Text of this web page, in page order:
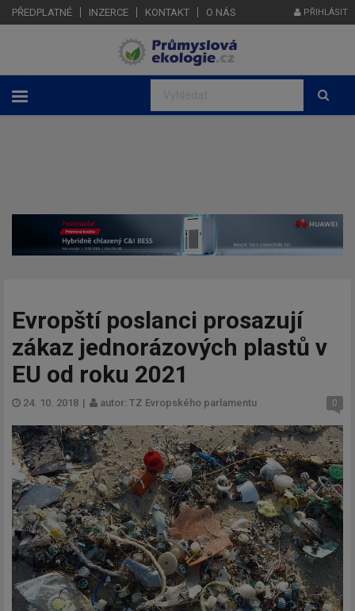
PŘEDPLATNÉ INZERCE KONTAKT O NÁS PŘIHLÁSIT
Evropští poslanci prosazují
zákaz jednorázových plastů v
EU od roku 2021
24. 10. 2018 | autor: TZ Evropského parlamentu 0